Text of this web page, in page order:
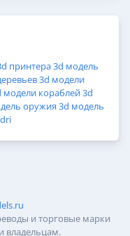
принтера3d модель
3d модели
модели кораблей3d
оружия 3d модель
и торговые марки
владельцам.